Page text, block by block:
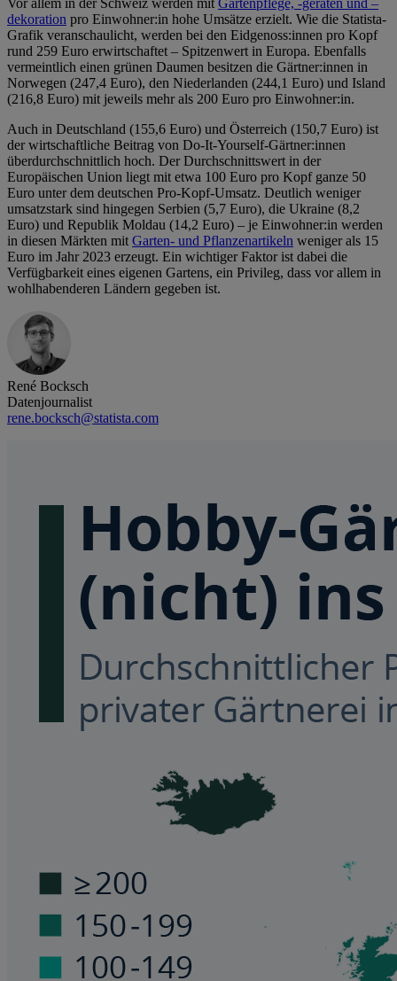
Vor allem in der Schweiz werden mitGartenpflege, -geräten und –
dekoration pro Einwohner:in hohe Umsätze erzielt. Wie die Statista-
Grafik veranschaulicht, werden bei den Eidgenoss:innen pro Kopf
rund 259 Euro erwirtschaftet – Spitzenwert in Europa. Ebenfalls
vermeintlich einen grünen Daumen besitzen die Gärtner:innen in
Norwegen (247,4 Euro), den Niederlanden (244,1 Euro) und Island
(216,8 Euro) mit jeweils mehr als 200 Euro pro Einwohner:in.
Auch in Deutschland (155,6 Euro) und Österreich (150,7 Euro) ist
der wirtschaftliche Beitrag von Do-It-Yourself-Gärtner:innen
überdurchschnittlich hoch. Der Durchschnittswert in der
Europäischen Union liegt mit etwa 100 Euro pro Kopf ganze 50
Euro unter dem deutschen Pro-Kopf-Umsatz. Deutlich weniger
umsatzstark sind hingegen Serbien (5,7 Euro), die Ukraine (8,2
Euro) und Republik Moldau (14,2 Euro) – je Einwohner:in werden
in diesen Märkten mitGarten- und Pflanzenartikeln weniger als 15
Euro im Jahr 2023 erzeugt. Ein wichtiger Faktor ist dabei die
Verfügbarkeit eines eigenen Gartens, ein Privileg, dass vor allem in
wohlhabenderen Ländern gegeben ist.
René Bocksch
Datenjournalist
rene.bocksch@statista.com